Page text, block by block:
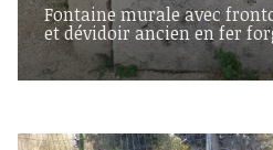
Fontaine murale avec
et dévidoir ancien en fer